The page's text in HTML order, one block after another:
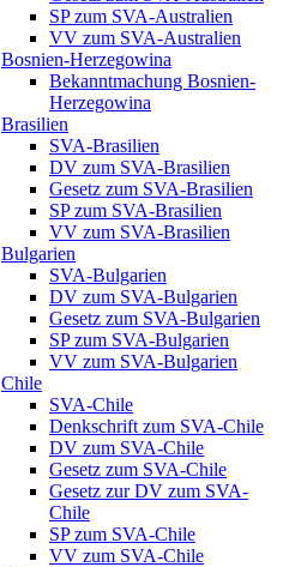
SP zum SVA-Australien
VV zum SVA-Australien
Bosnien-Herzegowina
Bekanntmachung Bosnien-
Herzegowina
Brasilien
SVA-Brasilien
DV zum SVA-Brasilien
Gesetz zum SVA-Brasilien
SP zum SVA-Brasilien
VV zum SVA-Brasilien
Bulgarien
SVA-Bulgarien
DV zum SVA-Bulgarien
Gesetz zum SVA-Bulgarien
SP zum SVA-Bulgarien
VV zum SVA-Bulgarien
Chile
SVA-Chile
Denkschrift zum SVA-Chile
DV zum SVA-Chile
Gesetz zum SVA-Chile
Gesetz zur DV zum SVA-
Chile
SP zum SVA-Chile
VV zum SVA-Chile